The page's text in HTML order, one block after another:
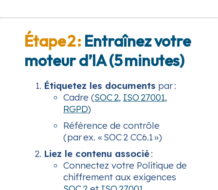
Étape 2 : Entraînez votre
moteur d’IA (5 minutes)
Étiquetez les documents par :
Cadre (SOC 2, ISO 27001,
RGPD)
Référence de contrôle
(par ex. « SOC 2 CC6.1 »)
Liez le contenu associé:
Connectez votre Politique de
chiffrement aux exigences